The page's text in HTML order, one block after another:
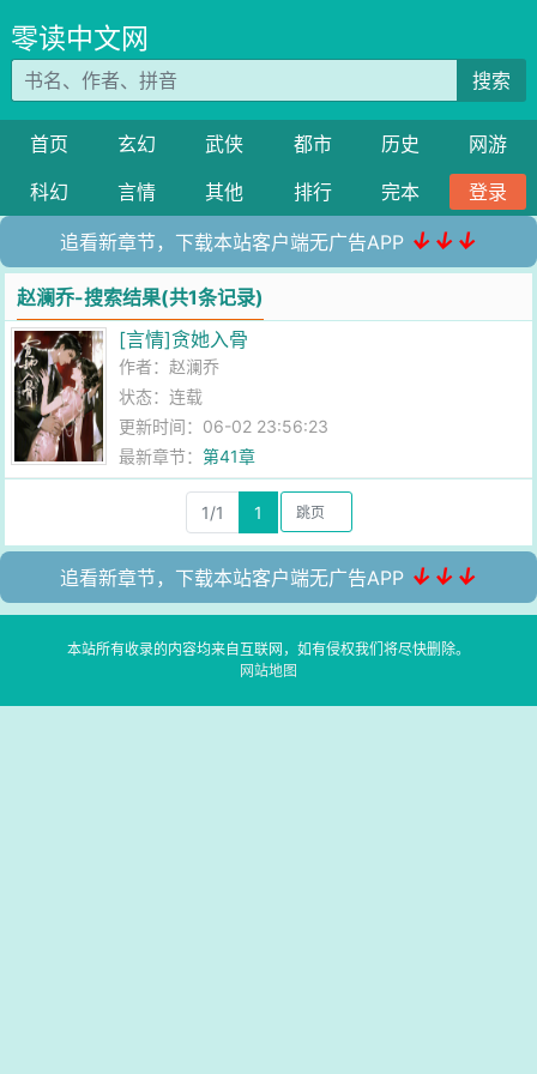
零读中文网
搜索
首页 玄幻 武侠 都市 历史
网游
科幻
言情 其他 排行 完本 登录
追看新章节，下载本站客户端无广告APP ↓↓↓
赵澜乔-搜索结果(共1条记录)
[言情]贪她入骨
作者：赵澜乔
状态：连载
更新时间：06-02 23:56:23
最新章节：第41章
1/1 1
追看新章节，下载本站客户端无广告APP ↓↓↓
本站所有收录的内容均来自互联网，如有侵权我们将尽快删除。
网站地图